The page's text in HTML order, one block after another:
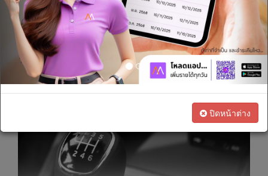
และ
บริการ
ทางการ
เงิน
ตัวแทน
ตลาด
ติดต่อ
เรา
18 ก.ย. 2561 11:25:29 น.
ปิดหน้าต่าง